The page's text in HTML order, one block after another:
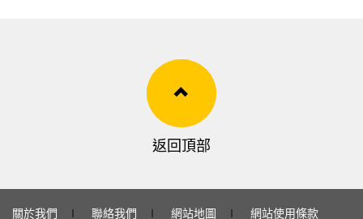
返回頂部
關於我們 ∣ 聯絡我們 ∣ 網站地圖 ∣ 網站使用條款